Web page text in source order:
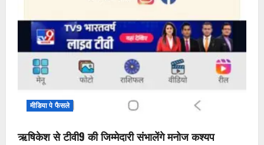
मीडिया पे फैसले
ऋषिकेश से टीवी9 की जिम्मेदारी संभालेंगे मनोज कश्यप